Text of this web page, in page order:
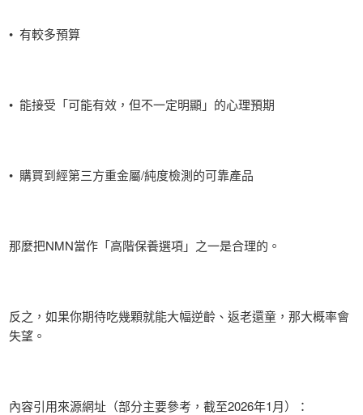
• 有較多預算
• 能接受「可能有效，但不一定明顯」的心理預期
• 購買到經第三方重金屬/純度檢測的可靠產品
那麼把NMN當作「高階保養選項」之一是合理的。
反之，如果你期待吃幾顆就能大幅逆齡、返老還童，那大概率會
失望。
內容引用來源網址（部分主要參考，截至2026年1月）：